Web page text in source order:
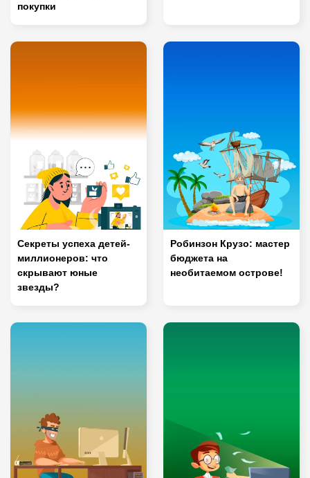
покупки
Секреты успеха детей-
миллионеров: что
скрывают юные
звезды?
Робинзон Крузо: мастер
бюджета на
необитаемом острове!